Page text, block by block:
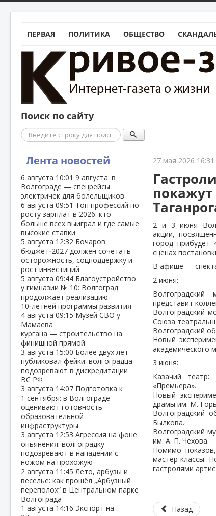
ПЕРВАЯ ПОЛИТИКА ОБЩЕСТВО
Поиск по сайту
Поиск
Лента новостей
6 августа 10:01 9 августа: в
Волгограде — спецрейсы
электричек для болельщиков
6 августа 09:51 Топ профессий по
росту зарплат в 2026: кто
больше всех выиграл и где самые
высокие ставки
5 августа 12:32 Бочаров:
бюджет‑2027 должен сочетать
осторожность, соцподдержку и
рост инвестиций
5 августа 09:44 Благоустройство
у гимназии № 10: Волгоград
продолжает реализацию
10‑летней программы развития
4 августа 09:15 Музей СВО у
Мамаева
кургана — строительство на
финишной прямой
3 августа 15:00 Более двух лет
публиковал фейки: волгоградца
подозревают в дискредитации
ВС РФ
3 августа 14:07 Подготовка к
1 сентября: в Волгограде
оценивают готовность
образовательной
инфраструктуры
3 августа 12:53 Агрессия на фоне
опьянения: волгоградку
подозревают в нападении с
ножом на прохожую
2 августа 11:45Лето, арбузы и
веселье: как прошёл „Арбузный
переполох“ в Центральном парке
Волгограда
1 августа 14:16 Экспорт на
27 мая 2026 16:31
покажут
2 и 3 июня
акции,
город прибудет
сценах
В афише —
2 июня:
Волгоградский
представит
Волгоградский
Союза
Волгоградский
Новый
академического
3 июня:
Казачий театр:
«Премьера».
Новый
драмы им. М.
Волгоградский
Былкова.
Волгоградский
им. А. П. Чехова.
Помимо
мастер-классы.
гастролями
Назад